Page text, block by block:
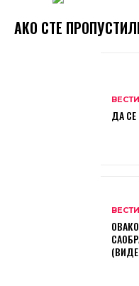
АКО СТЕ
ВЕСТИ
ДА СЕ
ВЕСТИ